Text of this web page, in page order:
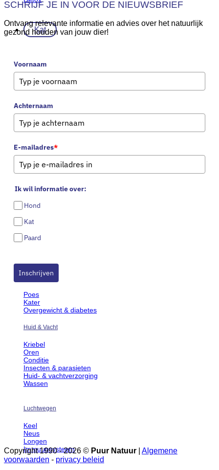
Kat
Kies uit ons assortiment
Basic Essentials
Energie
Ontspanning
Spijsvertering
Snacks
Botten & gewrichten
Spieren & pezen
Gedrag & Stress
Angst
Reizen
Agressie
Hormonen
Poes
Kater
Overgewicht & diabetes
Huid & Vacht
Kriebel
Oren
Conditie
Insecten & parasieten
Huid- & vachtverzorging
Wassen
Luchtwegen
Keel
Neus
Longen
Immuunsysteem
SCHRIJF JE IN VOOR DE NIEUWSBRIEF
Ontvang relevante informatie en advies over het natuurlijk
gezond houden van jouw dier!
Voornaam
Achternaam
E-mailadres*
Ik wil informatie over:
Hond
Kat
Paard
Inschrijven
Copyright 1990 - 2026 © Puur Natuur
Algemene
voorwaarden - privacy beleid